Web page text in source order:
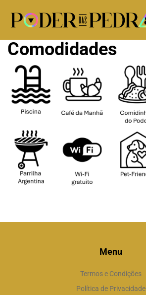
Comodidades
Menu
Termos e Condições
Política de Privacidade